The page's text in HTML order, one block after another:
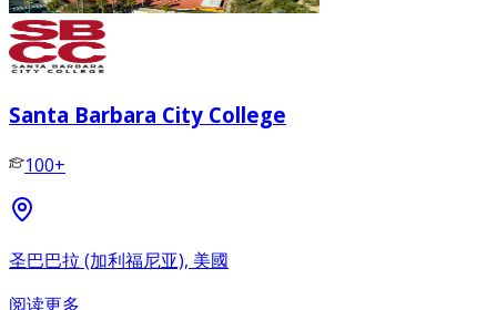
Santa Barbara City College
100+
圣巴巴拉 (加利福尼亚), 美國
阅读更多